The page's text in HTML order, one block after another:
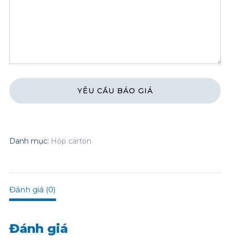
Danh mục: Hộp carton
Đánh giá (0)
Đánh giá